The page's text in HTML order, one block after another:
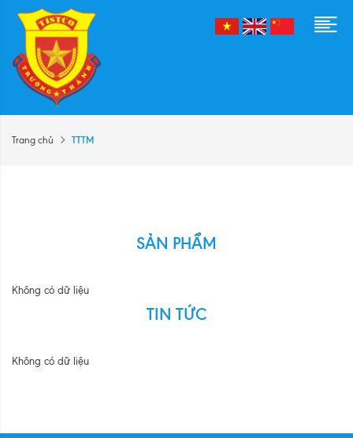
Trang chủ TTTM
SẢN PHẨM
Không có dữ liệu
TIN TỨC
Không có dữ liệu